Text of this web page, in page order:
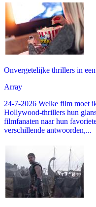
Onvergetelijke thrillers in
Array
24-7-2026 Welke film moet
Hollywood-thrillers hun
filmfanaten naar hun
verschillende antwoorden,...